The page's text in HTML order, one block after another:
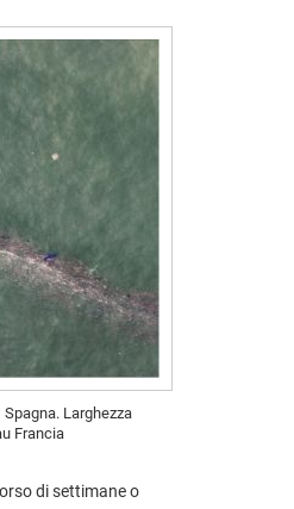
Larghezza
Francia
di settimane o